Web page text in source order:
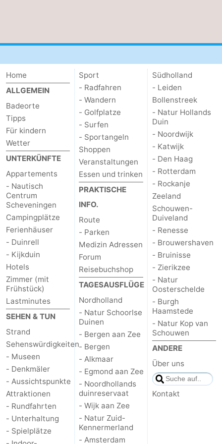
Oosterschelde
Burgh
Haamstede
-
Natur
Kop
van
Schouwen
Wetter
Kontakt
Home
ALLGEMEIN
Badeorte
Tipps
Für kindern
Wetter
UNTERKÜNFTE
Appartements
- Nautisch
Centrum
Scheveningen
Campingplätze
Ferienhäuser
- Duinrell
- Kijkduin
Hotels
Zimmer (mit
Frühstück)
Lastminutes
SEHEN & TUN
Strand
Sehenswürdigkeiten
- Museen
- Denkmäler
- Aussichtspunkte
Attraktionen
- Rundfahrten
- Unterhaltung
- Spielplätze
Sport
- Radfahren
- Wandern
- Golfplatze
- Surfen
- Sportangeln
Shoppen
Veranstaltungen
Essen und trinken
PRAKTISCHE
INFO.
Route
- Parken
Medizin Adressen
Forum
Reisebuchshop
TAGESAUSFLÜGE
Nordholland
- Natur Schoorlse
Duinen
- Bergen aan Zee
- Bergen
- Alkmaar
- Egmond aan Zee
- Noordhollands
duinreservaat
- Wijk aan Zee
- Natur Zuid-
Kennermerland
- Amsterdam
Südholland
- Leiden
Bollenstreek
- Natur Hollands
Duin
- Noordwijk
- Katwijk
- Den Haag
- Rotterdam
- Rockanje
Zeeland
Schouwen-
Duiveland
- Renesse
- Brouwershaven
- Bruinisse
- Zierikzee
- Natur
Oosterschelde
- Burgh
Haamstede
- Natur Kop van
Schouwen
ANDERE
Über uns
Kontakt